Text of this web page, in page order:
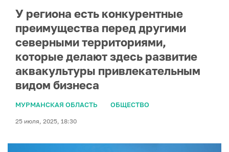
У региона есть конкурентные
преимущества перед другими
северными территориями,
которые делают здесь развитие
аквакультуры привлекательным
видом бизнеса
МУРМАНСКАЯ ОБЛАСТЬ ОБЩЕСТВО
25 июля, 2025, 18:30